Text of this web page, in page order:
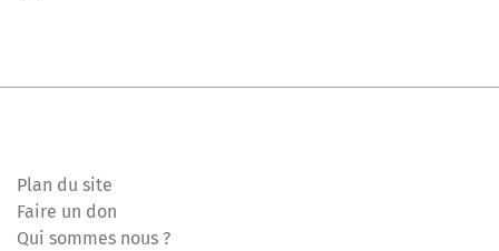
Plan du site
Faire un don
Qui sommes nous ?